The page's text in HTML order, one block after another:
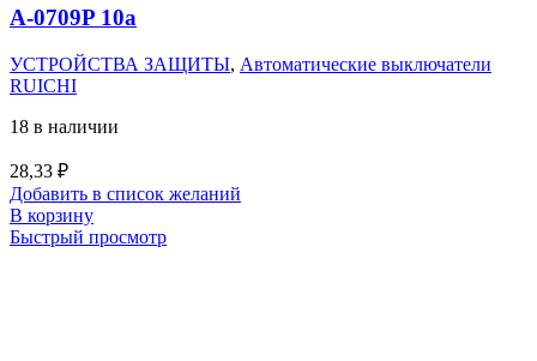
A-0709P 10a
УСТРОЙСТВА ЗАЩИТЫ, Автоматические выключатели
RUICHI
18 в наличии
28,33 ₽
Добавить в список желаний
В корзину
Быстрый просмотр